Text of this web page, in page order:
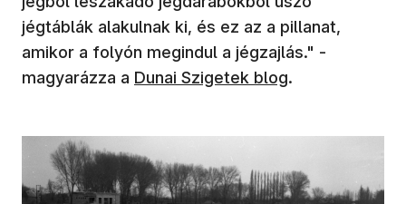
jégtáblák alakulnak ki, és ez az a pillanat,
amikor a folyón megindul a jégzajlás." -
magyarázza a Dunai Szigetek blog.